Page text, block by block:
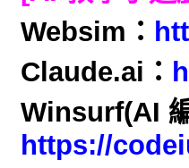
Websim：
Claude.ai：
Winsurf(AI
https://